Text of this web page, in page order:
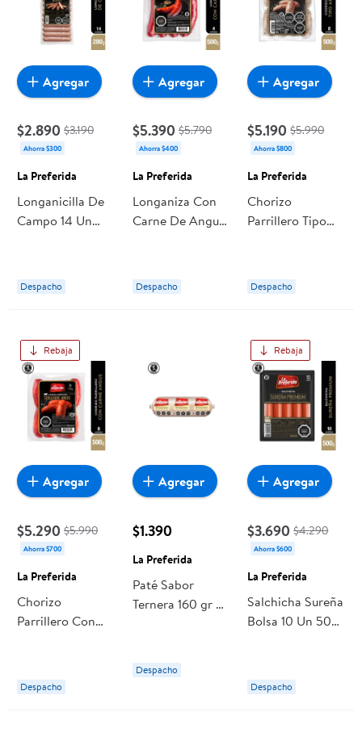
$2.890 $3.190
Ahorra $300
La Preferida
Longanicilla De
Campo 14 Un
Despacho
Agregar
$5.390 $5.790
Ahorra $400
La Preferida
Longaniza Con
Carne De Angus
Despacho
Agregar
$5.190 $5.990
Ahorra $800
La Preferida
Chorizo
Parrillero Tipo
Preferida
Despacho
Agregar
Rebaja
$5.290 $5.990
Ahorra $700
La Preferida
Chorizo
Parrillero Con
g La Preferida
Despacho
Agregar
$1.390
La Preferida
Paté Sabor
Ternera 160 gr La
Despacho
Agregar
Rebaja
$3.690 $4.290
Ahorra $600
La Preferida
Salchicha Sureña
Bolsa 10 Un 500
Despacho
Agregar